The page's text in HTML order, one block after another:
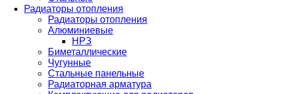
Радиаторы отопления
Радиаторы отопления
Алюминиевые
НРЗ
Биметаллические
Чугунные
Стальные панельные
Радиаторная арматура